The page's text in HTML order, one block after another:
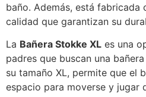
baño. Además, está fabricada
calidad que garantizan su
La Bañera Stokke XL es una
padres que buscan una
su tamaño XL, permite que el
espacio para moverse y jugar